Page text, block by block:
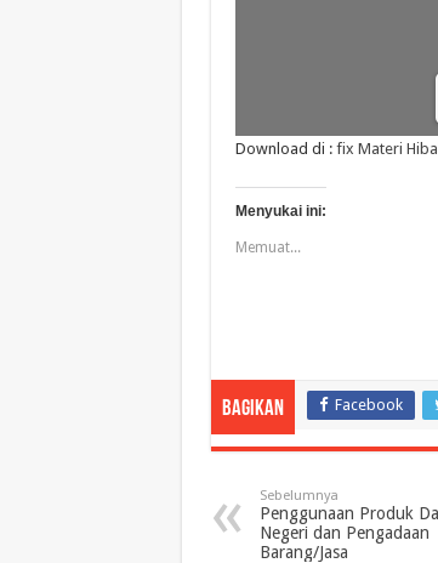
Download di : fix Materi
Menyukai ini:
Memuat...
Bagikan Facebook
Sebelumnya
Penggunaan Produk
Negeri dan Pengadaan
Barang/Jasa